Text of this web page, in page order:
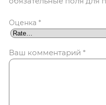
Оценка *
Ваш комментарий *